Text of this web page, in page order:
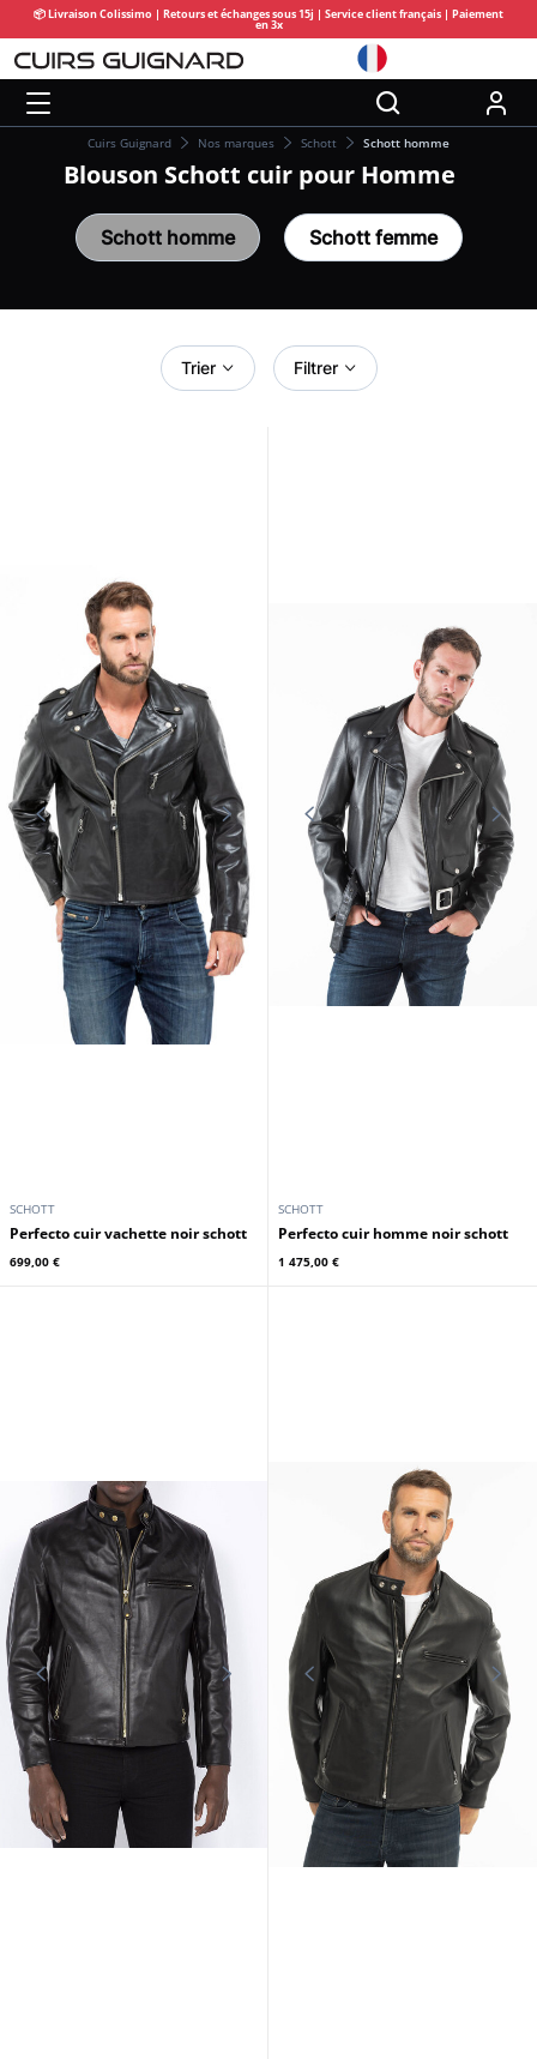
📦 Livraison Colissimo | Retours et échanges sous 15j | Service client français | Paiement
en 3x
Cuirs Guignard Nos marques Schott Schott homme
Blouson Schott cuir pour Homme
Schott homme Schott femme
Trier Filtrer
SCHOTT
Perfecto cuir vachette noir schott
699,00 €
SCHOTT
Perfecto cuir homme noir schott
1 475,00 €